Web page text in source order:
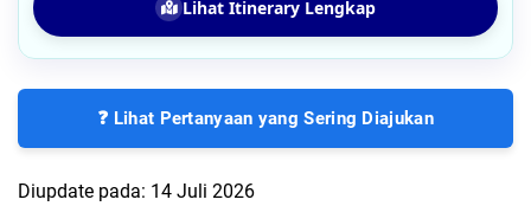
Lihat Itinerary Lengkap
❓ Lihat Pertanyaan yang Sering Diajukan
Diupdate pada: 14 Juli 2026